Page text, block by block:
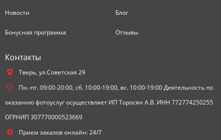
Новости Блог
Бонусная программа Отзывы
Контакты
Тверь, ул.Советская 29
Пн.-пт. 09:00-20:00, сб. 10:00-19:00, вс. 10:00-19:00 Деятельность по
оказанию фотоуслуг осуществляет ИП Торосян А.В. ИНН 772774250255
ОГРНИП 307770000523669
Прием заказов онлайн: 24/7